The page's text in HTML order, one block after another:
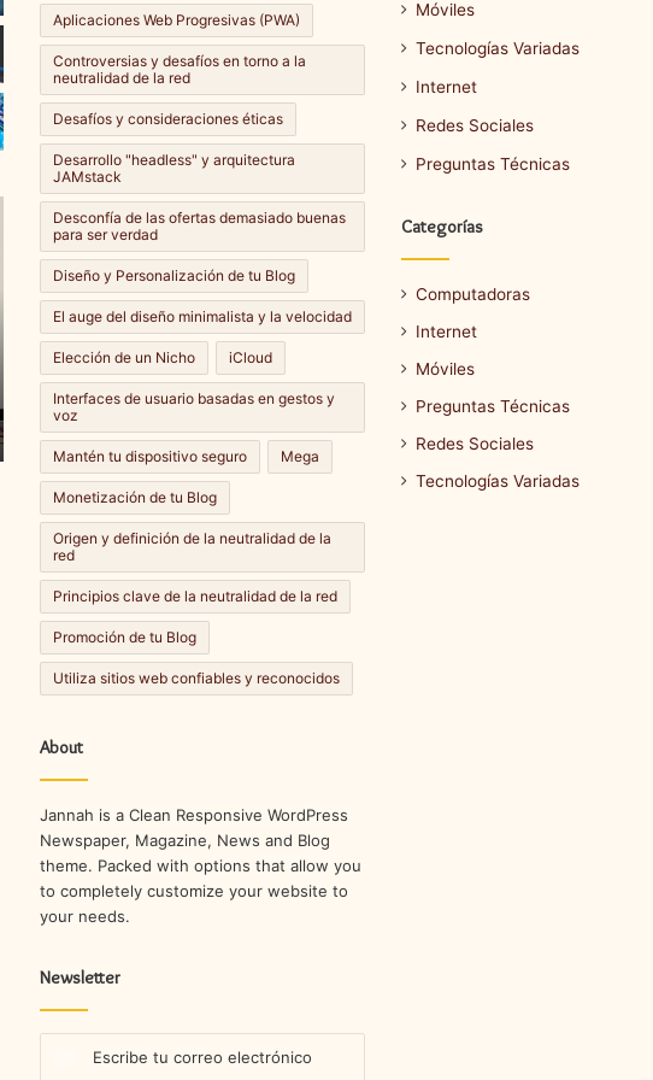
Cómo
instalar
actualización
firmware?
14 septiembre، 2024
Cómo instalar una actualización de
firmware?
Cómo
una
de
pantalla
diferentes
dispositivos?
Cómo hacer una captura de
pantalla en diferentes
dispositivos?
Aplicaciones Web Progresivas (PWA)
Controversias y desafíos en torno a la
neutralidad de la red
Desafíos y consideraciones éticas
Desarrollo "headless" y arquitectura
JAMstack
Desconfía de las ofertas demasiado buenas
para ser verdad
Diseño y Personalización de tu Blog
El auge del diseño minimalista y la velocidad
Elección de un Nicho iCloud
Interfaces de usuario basadas en gestos y
voz
Mantén tu dispositivo seguro Mega
Monetización de tu Blog
Origen y definición de la neutralidad de la
red
Principios clave de la neutralidad de la red
Promoción de tu Blog
Utiliza sitios web confiables y reconocidos
About
Jannah is a Clean Responsive WordPress
Newspaper, Magazine, News and Blog
theme. Packed with options that allow you
to completely customize your website to
your needs.
Newsletter
Móviles
Tecnologías Variadas
Internet
Redes Sociales
Preguntas Técnicas
Categorías
Computadoras
Internet
Móviles
Preguntas Técnicas
Redes Sociales
Tecnologías Variadas